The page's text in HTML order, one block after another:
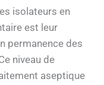
isolateurs en
est leur
permanence des
niveau de
aseptique